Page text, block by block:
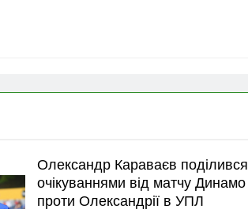
Олександр Караваєв поділився
очікуваннями від матчу Динамо
проти Олександрії в УПЛ